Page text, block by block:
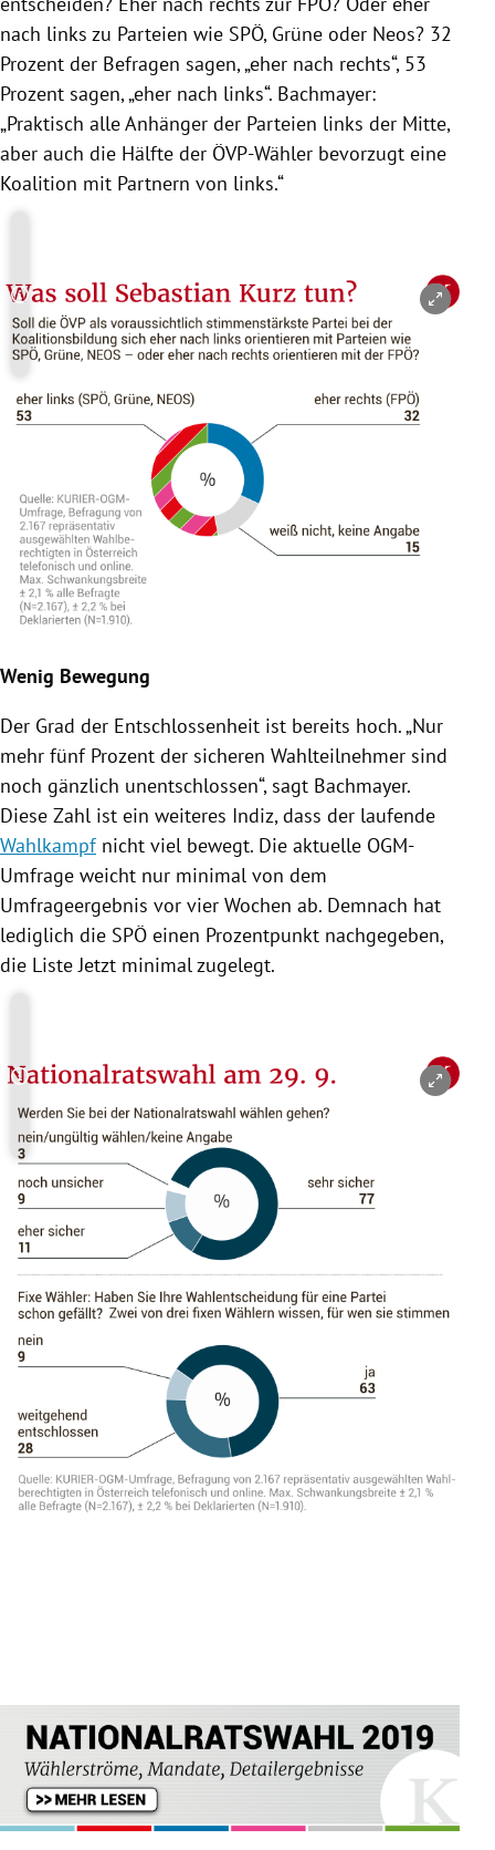
nach links zu Parteien wie SPÖ, Grüne oder Neos? 32
Prozent der Befragen sagen, „eher nach rechts“, 53
Prozent sagen, „eher nach links“. Bachmayer:
„Praktisch alle Anhänger der Parteien links der Mitte,
aber auch die Hälfte der ÖVP-Wähler bevorzugt eine
Koalition mit Partnern von links.“
Copyright-Hinweis öffnen/schließen
Wenig Bewegung
Der Grad der Entschlossenheit ist bereits hoch. „Nur
mehr fünf Prozent der sicheren Wahlteilnehmer sind
noch gänzlich unentschlossen“, sagt Bachmayer.
Diese Zahl ist ein weiteres Indiz, dass der laufende
Wahlkampfnicht viel bewegt. Die aktuelle OGM-
Umfrage weicht nur minimal von dem
Umfrageergebnis vor vier Wochen ab. Demnach hat
lediglich die SPÖ einen Prozentpunkt nachgegeben,
die Liste Jetzt minimal zugelegt.
Copyright-Hinweis öffnen/schließen